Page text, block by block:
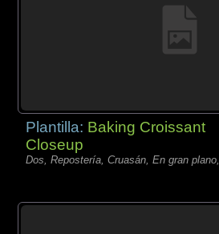
Plantilla: Baking Croissant
Closeup
Dos, Repostería, Cruasán, En gran plano,